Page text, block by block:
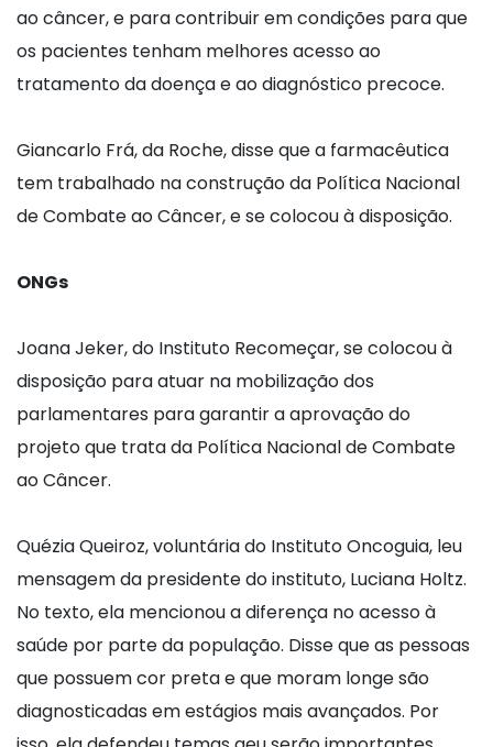
ao câncer, e para contribuir em condições para que
os pacientes tenham melhores acesso ao
tratamento da doença e ao diagnóstico precoce.
Giancarlo Frá, da Roche, disse que a farmacêutica
tem trabalhado na construção da Política Nacional
de Combate ao Câncer, e se colocou à disposição.
ONGs
Joana Jeker, do Instituto Recomeçar, se colocou à
disposição para atuar na mobilização dos
parlamentares para garantir a aprovação do
projeto que trata da Política Nacional de Combate
ao Câncer.
Quézia Queiroz, voluntária do Instituto Oncoguia, leu
mensagem da presidente do instituto, Luciana Holtz.
No texto, ela mencionou a diferença no acesso à
saúde por parte da população. Disse que as pessoas
que possuem cor preta e que moram longe são
diagnosticadas em estágios mais avançados. Por